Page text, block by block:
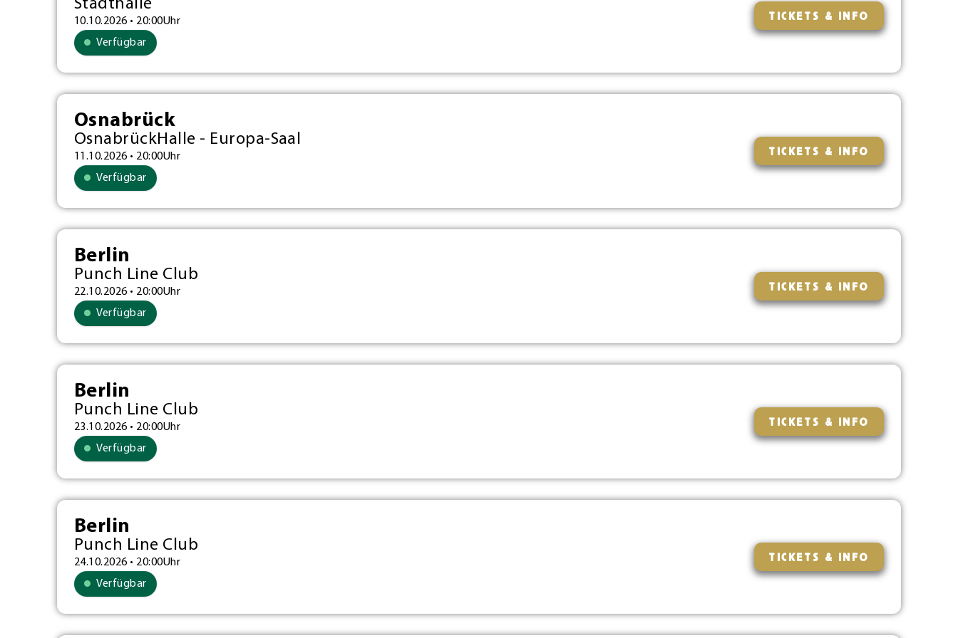
Stadthalle
10.10.2026 • 20:00Uhr
Verfügbar
TICKETS & INFO
Osnabrück
OsnabrückHalle - Europa-Saal
11.10.2026 • 20:00Uhr
Verfügbar
TICKETS & INFO
Berlin
Punch Line Club
22.10.2026 • 20:00Uhr
Verfügbar
TICKETS & INFO
Berlin
Punch Line Club
23.10.2026 • 20:00Uhr
Verfügbar
TICKETS & INFO
Berlin
Punch Line Club
24.10.2026 • 20:00Uhr
Verfügbar
TICKETS & INFO